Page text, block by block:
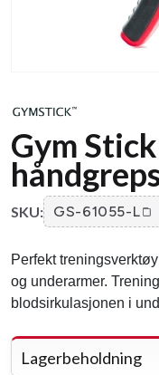
Gym
SKU: GS-61055-L
Perfekt
og underarmer.
blodsirkulasjonen i
Lagerbeholdning